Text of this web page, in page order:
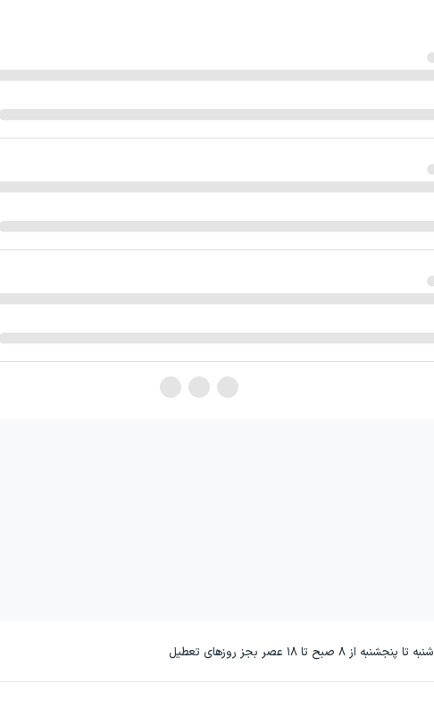
شنبه تا پنجشنبه از ۸ صبح تا ۱۸ عصر بجز روزهای تعطیل